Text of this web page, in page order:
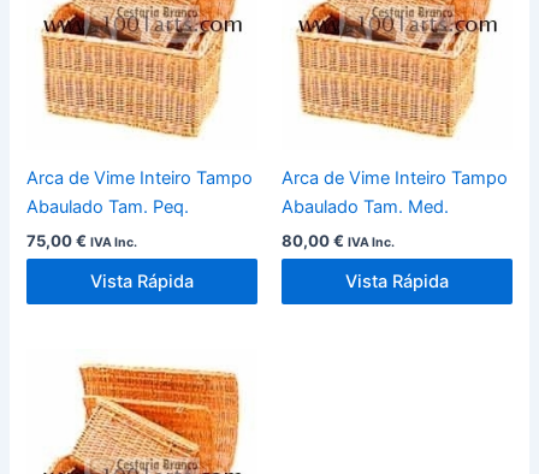
Arca de Vime Inteiro Tampo
Abaulado Tam. Peq.
75,00€ IVA Inc.
Vista Rápida
Arca de Vime Inteiro Tampo
Abaulado Tam. Med.
80,00€ IVA Inc.
Vista Rápida